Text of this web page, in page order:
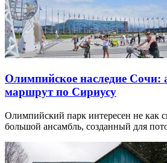
Олимпийское наследие Сочи:
маршрут по Сириусу
Олимпийский парк интересен не как
большой ансамбль, созданный для